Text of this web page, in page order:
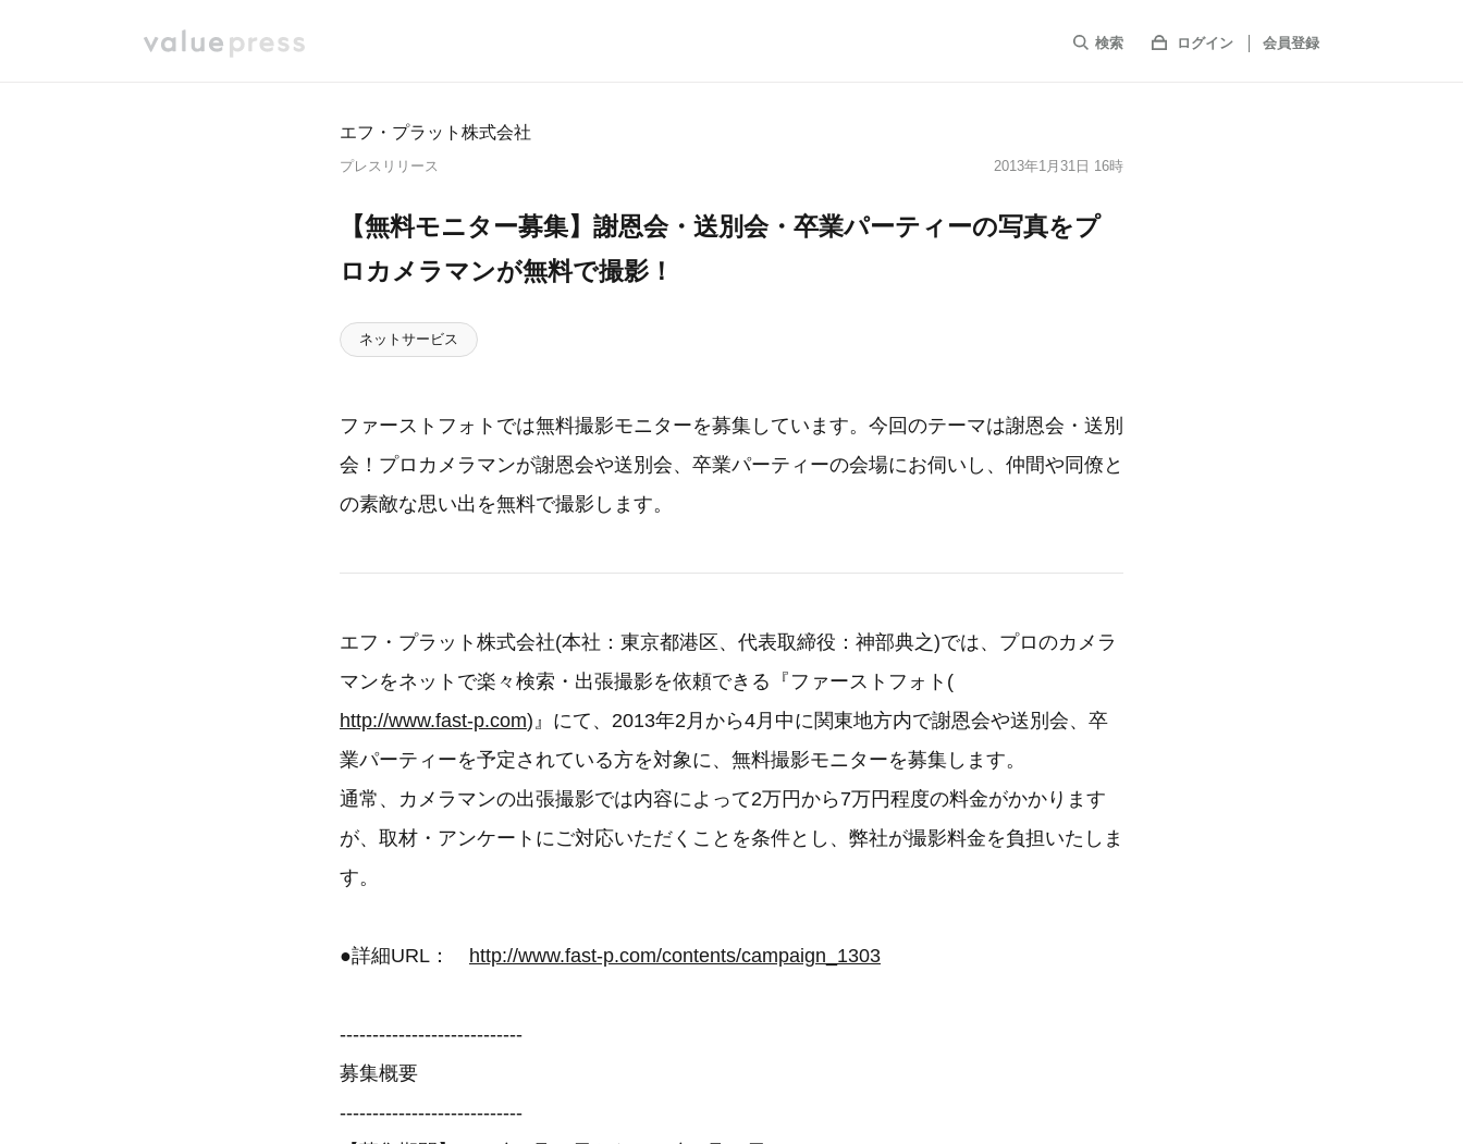
検索 ログイン 会員登録
エフ・プラット株式会社
プレスリリース 2013年1月31日 16時
【無料モニター募集】謝恩会・送別会・卒業パーティーの写真をプ
ロカメラマンが無料で撮影！
ネットサービス
ファーストフォトでは無料撮影モニターを募集しています。今回のテーマは謝恩会・送別
会！プロカメラマンが謝恩会や送別会、卒業パーティーの会場にお伺いし、仲間や同僚と
の素敵な思い出を無料で撮影します。
エフ・プラット株式会社(本社：東京都港区、代表取締役：神部典之)では、プロのカメラ
マンをネットで楽々検索・出張撮影を依頼できる『ファーストフォト(
http://www.fast-p.com)』にて、2013年2月から4月中に関東地方内で謝恩会や送別会、卒
業パーティーを予定されている方を対象に、無料撮影モニターを募集します。
通常、カメラマンの出張撮影では内容によって2万円から7万円程度の料金がかかります
が、取材・アンケートにご対応いただくことを条件とし、弊社が撮影料金を負担いたしま
す。
●詳細URL： http://www.fast-p.com/contents/campaign_1303
----------------------------
募集概要
----------------------------